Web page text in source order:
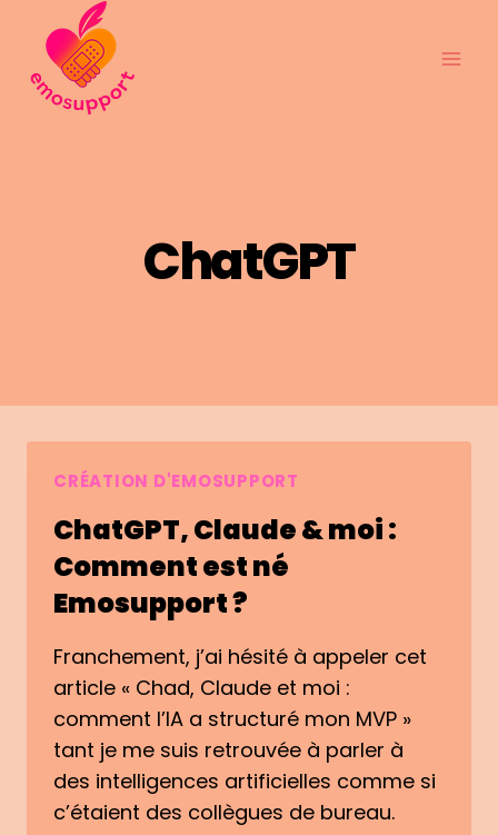
contenu
ChatGPT
CRÉATION D'EMOSUPPORT
ChatGPT, Claude & moi :
Comment est né
Emosupport ?
Franchement, j’ai hésité à appeler cet
article « Chad, Claude et moi :
comment l’IA a structuré mon MVP »
tant je me suis retrouvée à parler à
des intelligences artificielles comme si
c’étaient des collègues de bureau.